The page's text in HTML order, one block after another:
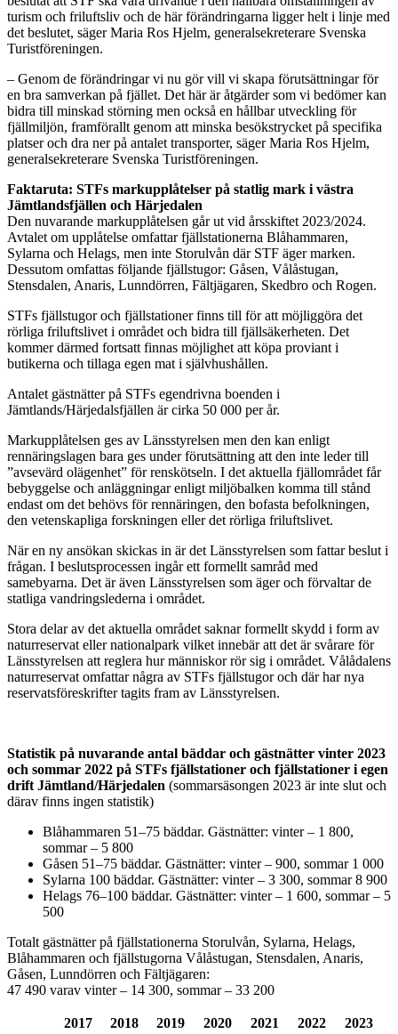
turism och friluftsliv och de här förändringarna ligger helt i linje med
det beslutet, säger Maria Ros Hjelm, generalsekreterare Svenska
Turistföreningen.
– Genom de förändringar vi nu gör vill vi skapa förutsättningar för
en bra samverkan på fjället. Det här är åtgärder som vi bedömer kan
bidra till minskad störning men också en hållbar utveckling för
fjällmiljön, framförallt genom att minska besökstrycket på specifika
platser och dra ner på antalet transporter, säger Maria Ros Hjelm,
generalsekreterare Svenska Turistföreningen.
Faktaruta: STFs markupplåtelser på statlig mark i västra
Jämtlandsfjällen och Härjedalen
Den nuvarande markupplåtelsen går ut vid årsskiftet 2023/2024.
Avtalet om upplåtelse omfattar fjällstationerna Blåhammaren,
Sylarna och Helags, men inte Storulvån där STF äger marken.
Dessutom omfattas följande fjällstugor: Gåsen, Vålåstugan,
Stensdalen, Anaris, Lunndörren, Fältjägaren, Skedbro och Rogen.
STFs fjällstugor och fjällstationer finns till för att möjliggöra det
rörliga friluftslivet i området och bidra till fjällsäkerheten. Det
kommer därmed fortsatt finnas möjlighet att köpa proviant i
butikerna och tillaga egen mat i självhushållen.
Antalet gästnätter på STFs egendrivna boenden i
Jämtlands/Härjedalsfjällen är cirka 50 000 per år.
Markupplåtelsen ges av Länsstyrelsen men den kan enligt
rennäringslagen bara ges under förutsättning att den inte leder till
”avsevärd olägenhet” för renskötseln. I det aktuella fjällområdet får
bebyggelse och anläggningar enligt miljöbalken komma till stånd
endast om det behövs för rennäringen, den bofasta befolkningen,
den vetenskapliga forskningen eller det rörliga friluftslivet.
När en ny ansökan skickas in är det Länsstyrelsen som fattar beslut i
frågan. I beslutsprocessen ingår ett formellt samråd med
samebyarna. Det är även Länsstyrelsen som äger och förvaltar de
statliga vandringslederna i området.
Stora delar av det aktuella området saknar formellt skydd i form av
naturreservat eller nationalpark vilket innebär att det är svårare för
Länsstyrelsen att reglera hur människor rör sig i området. Vålådalens
naturreservat omfattar några av STFs fjällstugor och där har nya
reservatsföreskrifter tagits fram av Länsstyrelsen.
Statistik på nuvarande antal bäddar och gästnätter vinter 2023
och sommar 2022 på STFs fjällstationer och fjällstationer i egen
drift Jämtland/Härjedalen (sommarsäsongen 2023 är inte slut och
därav finns ingen statistik)
Blåhammaren 51–75 bäddar. Gästnätter: vinter – 1 800,
sommar – 5 800
Gåsen 51–75 bäddar. Gästnätter: vinter – 900, sommar 1 000
Sylarna 100 bäddar. Gästnätter: vinter – 3 300, sommar 8 900
Helags 76–100 bäddar. Gästnätter: vinter – 1 600, sommar – 5
500
Totalt gästnätter på fjällstationerna Storulvån, Sylarna, Helags,
Blåhammaren och fjällstugorna Vålåstugan, Stensdalen, Anaris,
Gåsen, Lunndörren och Fältjägaren:
47 490 varav vinter – 14 300, sommar – 33 200
2017 2018 2019 2020 2021 2022
2023